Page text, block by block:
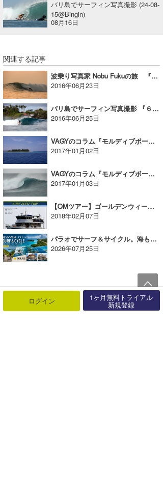
バリ島でサーフィン写真撮影 (24-08-
15@Bingin)
08月16日
関連する記事
波乗り写真家 Nobu Fukuの旅 『 バニャ諸島からラヤ島へ』
2016年06月23日
バリ島でサーフィン写真撮影 『６月２４日、レンボガン島』
2016年06月25日
VAGYのコラム『モルディブボートリップ・ガーフダール環礁編①』
2017年01月02日
VAGYのコラム『モルディブボートリップ・ガーフダール環礁編②』
2017年01月03日
【OMツアー】ゴールデンウィーク特別企画！サラニャ号で行くメンタワイトリップ参加者募集！【AD】
2018年02月07日
パラオでサーフ＆サイクル。海も島も楽しむ新しいサーフトリップへ【AD】
2026年07月25日
ログイン 1ヶ月無料トライアル
新規登録